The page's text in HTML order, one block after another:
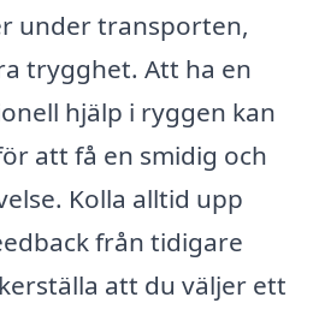
under transporten,
trygghet. Att ha en
hjälp i ryggen kan
att få en smidig och
Kolla alltid upp
från tidigare
att du väljer ett